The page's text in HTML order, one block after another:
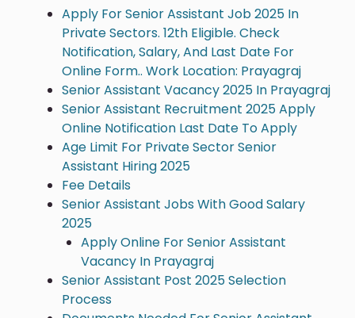
Apply For Senior Assistant Job 2025 In
Private Sectors. 12th Eligible. Check
Notification, Salary, And Last Date For
Online Form.. Work Location: Prayagraj
Senior Assistant Vacancy 2025 In Prayagraj
Senior Assistant Recruitment 2025 Apply
Online Notification Last Date To Apply
Age Limit For Private Sector Senior
Assistant Hiring 2025
Fee Details
Senior Assistant Jobs With Good Salary
2025
Apply Online For Senior Assistant
Vacancy In Prayagraj
Senior Assistant Post 2025 Selection
Process